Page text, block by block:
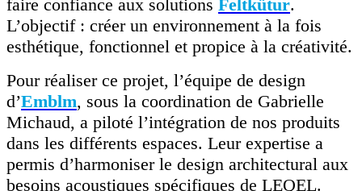
faire confiance aux solutions Feltkütur.
L’objectif : créer un environnement à la fois
esthétique, fonctionnel et propice à la créativité.
Pour réaliser ce projet, l’équipe de design
d’Emblm, sous la coordination de Gabrielle
Michaud, a piloté l’intégration de nos produits
dans les différents espaces. Leur expertise a
permis d’harmoniser le design architectural aux
besoins acoustiques spécifiques de LEQEL.